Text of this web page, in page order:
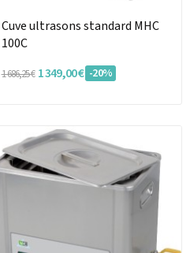
Cuve ultrasons standard MHC
100C
1 686,25 € 1 349,00 € -20%